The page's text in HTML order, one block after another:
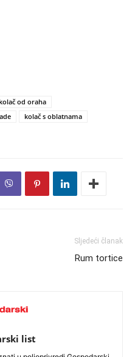
kolač od oraha
kolač s oblatnama
Sljedeći članak
Rum tortice
list